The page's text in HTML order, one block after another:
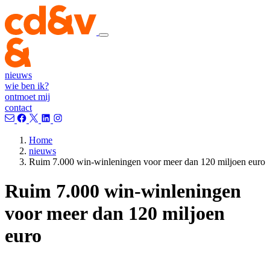
nieuws
wie ben ik?
ontmoet mij
contact
Home
nieuws
Ruim 7.000 win-winleningen voor meer dan 120 miljoen euro
Ruim 7.000 win-winleningen
voor meer dan 120 miljoen
euro